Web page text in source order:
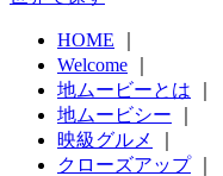
HOME
Welcome
地ムービーとは
地ムービシー
映級グルメ
クローズアップ｜